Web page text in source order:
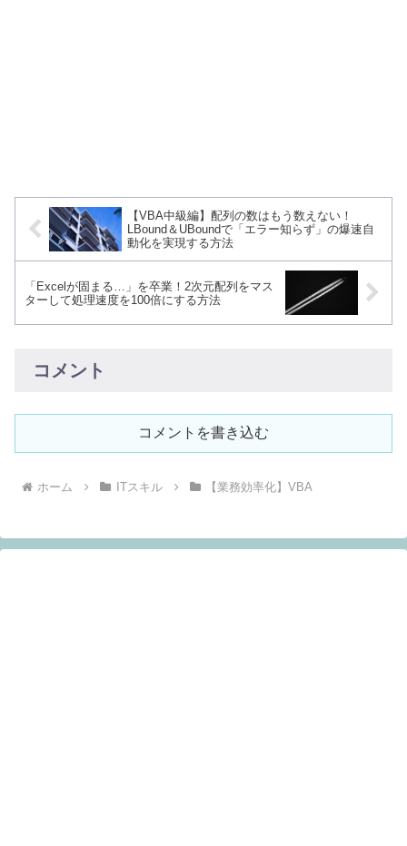
【VBA中級編】配列の数はもう数えない！
LBound＆UBoundで「エラー知らず」の爆速自
動化を実現する方法
「Excelが固まる…」を卒業！2次元配列をマス
ターして処理速度を100倍にする方法
コメント
コメントを書き込む
ホーム ITスキル 【業務効率化】VBA